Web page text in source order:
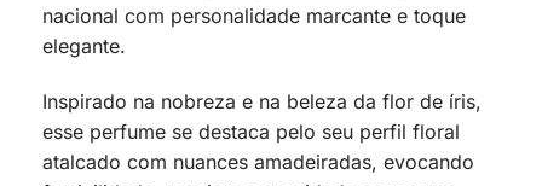
nacional com personalidade marcante e toque
elegante.
Inspirado na nobreza e na beleza da flor de íris,
esse perfume se destaca pelo seu perfil floral
atalcado com nuances amadeiradas, evocando